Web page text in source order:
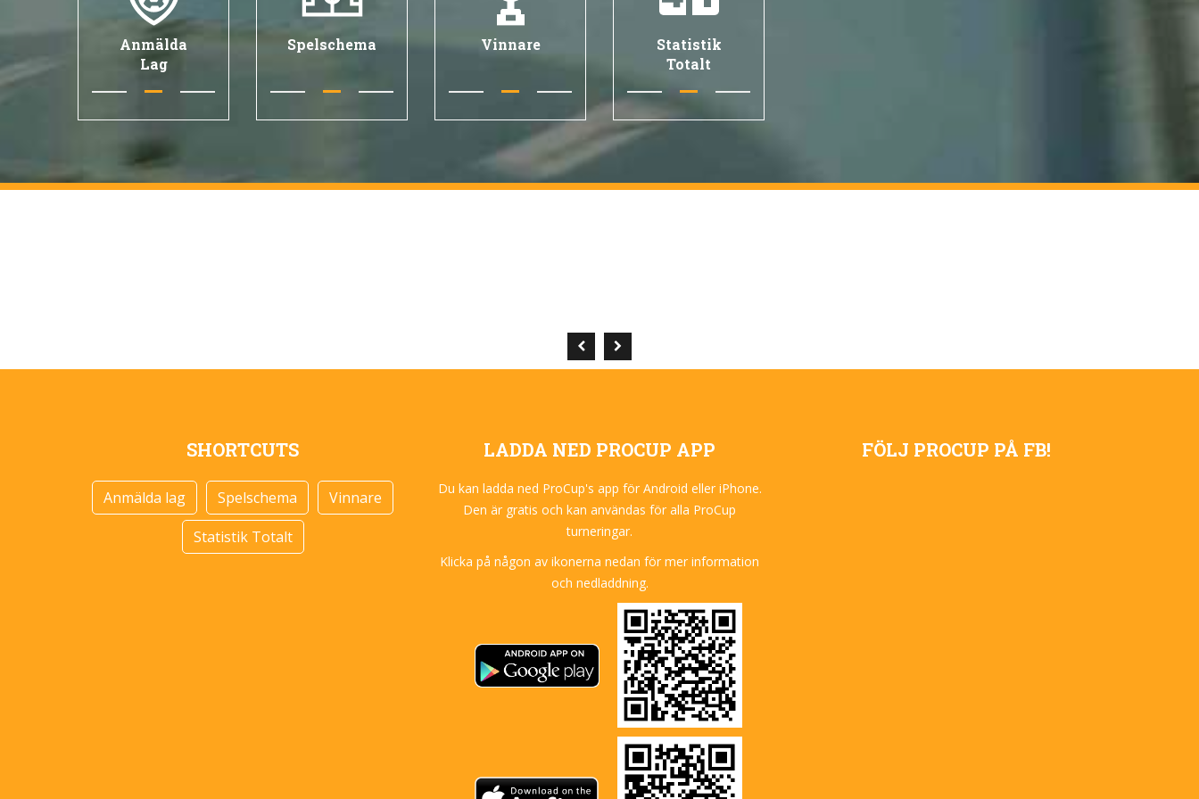
Anmälda
Lag
Spelschema Vinnare
Statistik
Totalt
SHORTCUTS
Anmälda lag Spelschema
Vinnare
Statistik Totalt
LADDA NED PROCUP APP
Du kan ladda ned ProCup's app för Android eller iPhone.
Den är gratis och kan användas för alla ProCup
turneringar.
Klicka på någon av ikonerna nedan för mer information
och nedladdning.
FÖLJ PROCUP PÅ FB!